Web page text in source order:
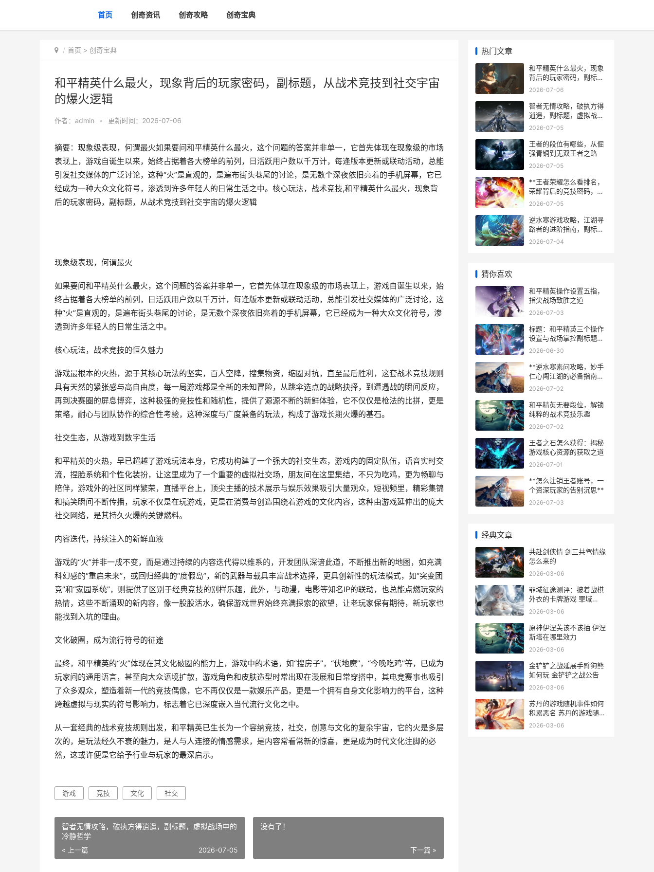
首页 创奇资讯 创奇攻略 创奇宝典
首页 > 创奇宝典
和平精英什么最火，现象背后的玩家密码，副标题，从战术竞技到社交宇宙
的爆火逻辑
作者： admin • 更新时间：2026-07-06
摘要：现象级表现，何谓最火如果要问和平精英什么最火，这个问题的答案并非单一，它首先体现在现象级的市场
表现上，游戏自诞生以来，始终占据着各大榜单的前列，日活跃用户数以千万计，每逢版本更新或联动活动，总能
引发社交媒体的广泛讨论，这种“火”是直观的，是遍布街头巷尾的讨论，是无数个深夜依旧亮着的手机屏幕，它已
经成为一种大众文化符号，渗透到许多年轻人的日常生活之中。核心玩法，战术竞技,和平精英什么最火，现象背
后的玩家密码，副标题，从战术竞技到社交宇宙的爆火逻辑
现象级表现，何谓最火
如果要问和平精英什么最火，这个问题的答案并非单一，它首先体现在现象级的市场表现上，游戏自诞生以来，始
终占据着各大榜单的前列，日活跃用户数以千万计，每逢版本更新或联动活动，总能引发社交媒体的广泛讨论，这
种“火”是直观的，是遍布街头巷尾的讨论，是无数个深夜依旧亮着的手机屏幕，它已经成为一种大众文化符号，渗
透到许多年轻人的日常生活之中。
核心玩法，战术竞技的恒久魅力
游戏最根本的火热，源于其核心玩法的坚实，百人空降，搜集物资，缩圈对抗，直至最后胜利，这套战术竞技规则
具有天然的紧张感与高自由度，每一局游戏都是全新的未知冒险，从跳伞选点的战略抉择，到遭遇战的瞬间反应，
再到决赛圈的屏息博弈，这种极强的竞技性和随机性，提供了源源不断的新鲜体验，它不仅仅是枪法的比拼，更是
策略，耐心与团队协作的综合性考验，这种深度与广度兼备的玩法，构成了游戏长期火爆的基石。
社交生态，从游戏到数字生活
和平精英的火热，早已超越了游戏玩法本身，它成功构建了一个强大的社交生态，游戏内的固定队伍，语音实时交
流，捏脸系统和个性化装扮，让这里成为了一个重要的虚拟社交场，朋友间在这里集结，不只为吃鸡，更为畅聊与
陪伴，游戏外的社区同样繁荣，直播平台上，顶尖主播的技术展示与娱乐效果吸引大量观众，短视频里，精彩集锦
和搞笑瞬间不断传播，玩家不仅是在玩游戏，更是在消费与创造围绕着游戏的文化内容，这种由游戏延伸出的庞大
社交网络，是其持久火爆的关键燃料。
内容迭代，持续注入的新鲜血液
游戏的“火”并非一成不变，而是通过持续的内容迭代得以维系的，开发团队深谙此道，不断推出新的地图，如充满
科幻感的“重启未来”，或回归经典的“度假岛”，新的武器与载具丰富战术选择，更具创新性的玩法模式，如“突变团
竞”和“家园系统”，则提供了区别于经典竞技的别样乐趣，此外，与动漫，电影等知名IP的联动，也总能点燃玩家的
热情，这些不断涌现的新内容，像一股股活水，确保游戏世界始终充满探索的欲望，让老玩家保有期待，新玩家也
能找到入坑的理由。
文化破圈，成为流行符号的征途
最终，和平精英的“火”体现在其文化破圈的能力上，游戏中的术语，如“搜房子”，“伏地魔”，“今晚吃鸡”等，已成为
玩家间的通用语言，甚至向大众语境扩散，游戏角色和皮肤造型时常出现在漫展和日常穿搭中，其电竞赛事也吸引
了众多观众，塑造着新一代的竞技偶像，它不再仅仅是一款娱乐产品，更是一个拥有自身文化影响力的平台，这种
跨越虚拟与现实的符号影响力，标志着它已深度嵌入当代流行文化之中。
从一套经典的战术竞技规则出发，和平精英已生长为一个容纳竞技，社交，创意与文化的复杂宇宙，它的火是多层
次的，是玩法经久不衰的魅力，是人与人连接的情感需求，是内容常看常新的惊喜，更是成为时代文化注脚的必
然，这或许便是它给予行业与玩家的最深启示。
游戏 竞技 文化 社交
智者无情攻略，破执方得逍遥，副标题，虚拟战场中的
冷静哲学
« 上一篇 2026-07-05
没有了！
下一篇 »
热门文章
和平精英什么最火，现象
背后的玩家密码，副标
题，从战术竞技到社交宇
2026-07-06
智者无情攻略，破执方得
逍遥，副标题，虚拟战场
中的冷静哲学
2026-07-05
王者的段位有哪些，从倔
强青铜到无双王者之路
2026-07-05
**王者荣耀怎么看排名，
荣耀背后的竞技密码，副
标题，段位背后的策略与
2026-07-05
逆水寒游戏攻略，江湖寻
路者的进阶指南，副标
题，从新手到高手的实战
2026-07-04
猜你喜欢
和平精英操作设置五指，
指尖战场致胜之道
2026-07-03
标题：和平精英三个操作
设置与战场掌控副标题：
操作自定义中的制胜之道
2026-06-30
**逆水寒素问攻略，妙手
仁心闯江湖的必备指南，
副标题，从入门到精通的
2026-07-02
和平精英无要段位，解锁
纯粹的战术竞技乐趣
2026-07-02
王者之石怎么获得：揭秘
游戏核心资源的获取之道
2026-07-01
**怎么注销王者账号，一
个资深玩家的告别沉思**
2026-07-03
经典文章
共赴剑侠情 剑三共驾情缘
怎么来的
2026-03-06
罪域征途测评：披着战棋
外衣的卡牌游戏 罪域
1314
2026-03-06
原神伊涅芙该不该抽 伊涅
斯塔在哪里效力
2026-03-06
金铲铲之战延展手臂狗熊
如何玩 金铲铲之战公告
2026-03-06
苏丹的游戏随机事件如何
积累恶名 苏丹的游戏随机
事件怎么触发
2026-03-06